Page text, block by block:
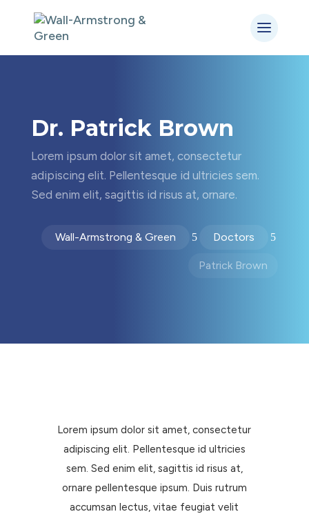
Dr. Patrick Brown
Lorem ipsum dolor sit amet, consectetur
adipiscing elit. Pellentesque id ultricies sem.
Sed enim elit, sagittis id risus at, ornare.
Wall-Armstrong & Green 5 Doctors 5
Patrick Brown
Lorem ipsum dolor sit amet, consectetur
adipiscing elit. Pellentesque id ultricies
sem. Sed enim elit, sagittis id risus at,
ornare pellentesque ipsum. Duis rutrum
accumsan lectus, vitae feugiat velit